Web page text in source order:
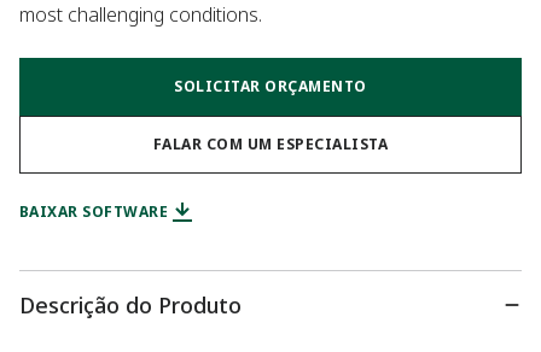
most challenging conditions.
SOLICITAR ORÇAMENTO
FALAR COM UM ESPECIALISTA
BAIXAR SOFTWARE
Descrição do Produto